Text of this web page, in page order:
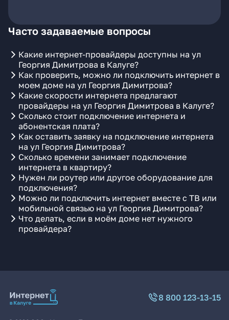
Часто задаваемые вопросы
Какие интернет-провайдеры доступны на ул
Георгия Димитрова в Калуге?
Как проверить, можно ли подключить интернет в
моем доме на ул Георгия Димитрова?
Какие скорости интернета предлагают
провайдеры на ул Георгия Димитрова в Калуге?
Сколько стоит подключение интернета и
абонентская плата?
Как оставить заявку на подключение интернета
на ул Георгия Димитрова?
Сколько времени занимает подключение
интернета в квартиру?
Нужен ли роутер или другое оборудование для
подключения?
Можно ли подключить интернет вместе с ТВ или
мобильной связью на ул Георгия Димитрова?
Что делать, если в моём доме нет нужного
провайдера?
8 800 123-13-15